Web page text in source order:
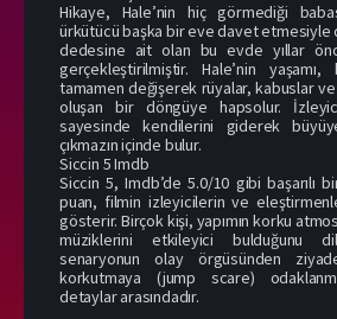
Hikaye, Hale’nin hiç görmediği
ürkütücü başka bir eve davet etmesiyle
dedesine ait olan bu evde yıllar
gerçekleştirilmiştir. Hale’nin
tamamen değişerek rüyalar, kabuslar
oluşan bir döngüye hapsolur.
sayesinde kendilerini giderek
çıkmazın içinde bulur.
Siccin 5 Imdb
Siccin 5, Imdb’de 5.0/10 gibi başarılı
puan, filmin izleyicilerin ve
gösterir. Birçok kişi, yapımın korku
müziklerini etkileyici bulduğunu
senaryonun olay örgüsünden
korkutmaya (jump scare)
detaylar arasındadır.